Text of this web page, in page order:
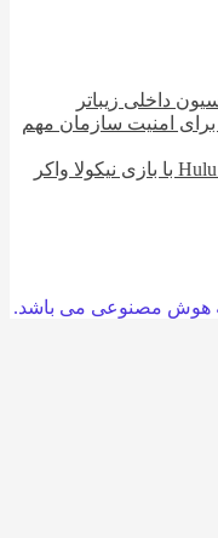
زیباتر
امنیت سازمان مهم
مصنوعی می باشد.